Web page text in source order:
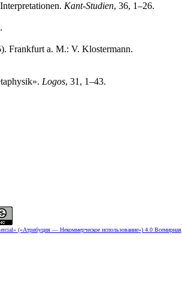
Kant-Studien, 36, 1–26.
Frankfurt a. M.: V. Klostermann.
Logos, 31, 1–43.
(«Атрибуция — Некоммерческое использование») 4.0 Всемирная.